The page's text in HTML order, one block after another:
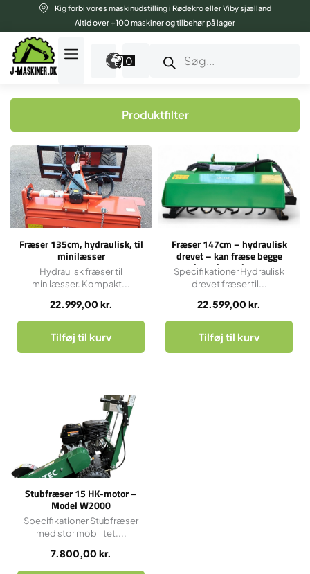
indholdet
Kig forbi vores maskinudstilling i Rødekro eller Viby sjælland
Altid over +100 maskiner og tilbehør på lager
0
Produktfilter
Fræser 135cm, hydraulisk, til
minilæsser
22.999,00 kr.
Hydraulisk fræser til
minilæsser. Kompakt...
Tilføj til kurv
Fræser 147cm – hydraulisk
drevet – kan fræse begge
kørselsretninger.
22.599,00 kr.
Specifikationer Hydraulisk
drevet fræser til...
Tilføj til kurv
Stubfræser 15 HK-motor –
Model W2000
7.800,00 kr.
Specifikationer Stubfræser
med stor mobilitet....